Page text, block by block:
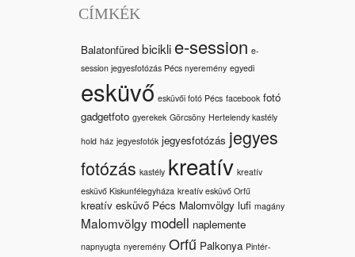
CÍMKÉK
Balatonfüred bicikli e-session e-
session jegyesfotózás Pécs nyeremény egyedi
esküvő esküvői fotó Pécs facebook fotó
gadgetfoto gyerekek Görcsöny Hertelendy kastély
hold ház jegyesfotók jegyesfotózás jegyes
fotózás kastély kreatív kreatív
esküvő Kiskunfélegyháza kreatív esküvő Orfű
kreatív esküvő Pécs Malomvölgy lufi magány
Malomvölgy modell naplemente
napnyugta nyeremény Orfű Palkonya Pintér-